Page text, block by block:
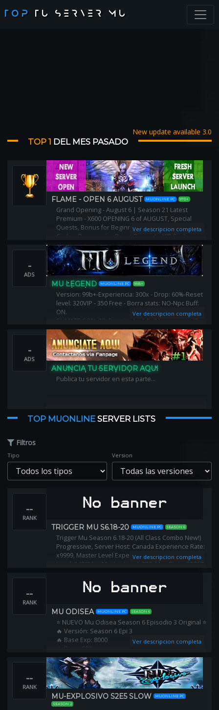
TOP TU SERVER MU
New update available 3.0
TOP 1 DEL MES PASADO
FLAME - OPEN 6 AUGUST MUONLINE PC 97D+
Grand Opening - August 6 | Season 21 Latest
Premium - X600 OPENING 6 of AUGUST, Special
Quests, Bonus for Beginners, Activity Events - Gift
Codes, Progressive Reset Rewards, VIP System -
OFF, X Shop - Limited, 3D Camera, Anti-Lag
Ver descripcion completa
-
ADS
MU LEGEND MUONLINE PC 99B+
Version: 99b+-Experiencia: 300x - Drop: 60%-Reset
level: 320VIP - 350 Free - Borra stats: NO-Npc Buff:
ON.
SUMATE CON: 20 dias vip - buildfull temporario (7
dias) - alas comunes - 10 mil puntos - 20kk zen -
autoattck - offattack - autoreset ON
Ver descripcion completa
-
ADS
ANUNCIA TU SERVIDOR AQUI
Publica tu servidor en esta parte...
TOP MUONLINESERVER LISTS
Filtros
Tipo Version
--
RANK
TRIGGER MU S6.18-20 MUONLINE PC SEASON 6
Trigger Mu Season 6.18-20 (All Class Combo New!)
Progressive, Server Host: Canada Experience Rate:
x9999, Master Level Experience Rate: x9999, Max
Level: 1400Max Master Level: 320, Max Stats: 32767
Ver descripcion completa
--
RANK
MU ODISEA MUONLINE PC SEASON 6
⭐ NUEVO Mu Odisea Season 6 Episodio 3 Original ⭐
🔥 Versión: Season 6 Epi 3
🔥 Base Exp: 8000
🔥 Drop: 80%
🔥 Borra stats : NO
🔥 Árbol ON
🔥 Otorgamos WCoins por reset
🔥 Reset en mismo lugar
🔥 Eventos 100% Funcionales
Ver descripcion completa
--
RANK
MU-EXPLOSIVO S2E5 SLOW
MUONLINE PC
SEASON 2